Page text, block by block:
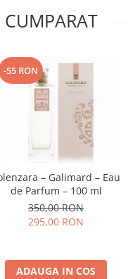
-55 RON
– Galimard – Eau
de Parfum – 100 ml
350,00 RON
295,00 RON
ADAUGA IN COS